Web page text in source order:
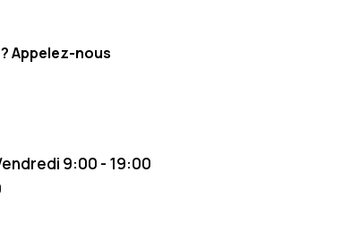
Appelez-nous
9:00 - 19:00